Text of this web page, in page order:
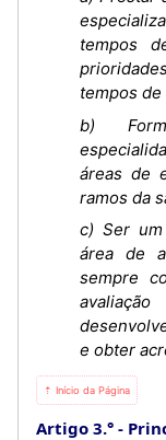
tempos
tempos
b)
áreas de
ramos da
c) Ser
área de
sempre
e obter
⇡ Início da Página
Artigo 3.°